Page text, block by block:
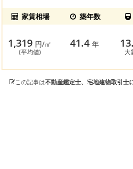
家賃相場 築年数
1,319 円/㎡
(平均値)
41.4年
大
この記事は不動産鑑定士、宅地建物取引士